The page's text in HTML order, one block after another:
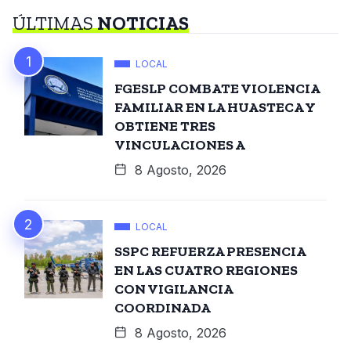
ÚLTIMASNOTICIAS
LOCAL
FGESLP COMBATE VIOLENCIA
FAMILIAR EN LA HUASTECA Y
OBTIENE TRES
VINCULACIONES A
8 Agosto, 2026
LOCAL
SSPC REFUERZA PRESENCIA
EN LAS CUATRO REGIONES
CON VIGILANCIA
COORDINADA
8 Agosto, 2026